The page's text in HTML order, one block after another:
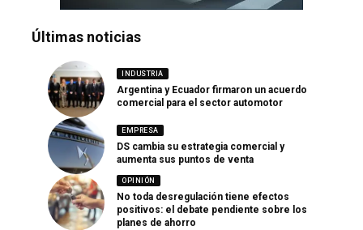
Últimas noticias
INDUSTRIA
Argentina y Ecuador firmaron un acuerdo
comercial para el sector automotor
EMPRESA
DS cambia su estrategia comercial y
aumenta sus puntos de venta
OPINIÓN
No toda desregulación tiene efectos
positivos: el debate pendiente sobre los
planes de ahorro